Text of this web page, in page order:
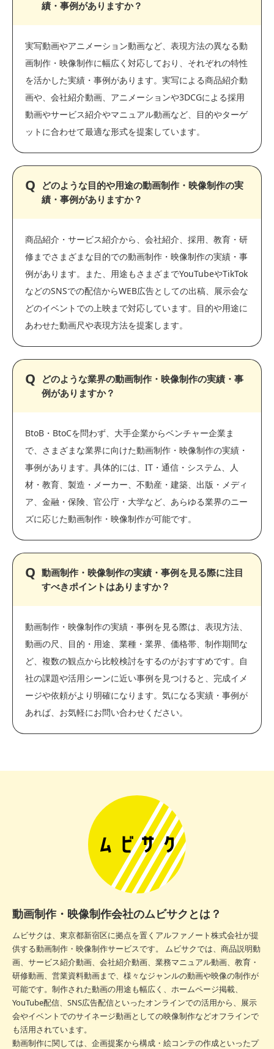
績・事例がありますか？
実写動画やアニメーション動画など、表現方法の異なる動
画制作・映像制作に幅広く対応しており、それぞれの特性
を活かした実績・事例があります。実写による商品紹介動
画や、会社紹介動画、アニメーションや3DCGによる採用
動画やサービス紹介やマニュアル動画など、目的やターゲ
ットに合わせて最適な形式を提案しています。
どのような目的や用途の動画制作・映像制作の実
績・事例がありますか？
商品紹介・サービス紹介から、会社紹介、採用、教育・研
修までさまざまな目的での動画制作・映像制作の実績・事
例があります。また、用途もさまざまでYouTubeやTikTok
などのSNSでの配信からWEB広告としての出稿、展示会な
どのイベントでの上映まで対応しています。目的や用途に
あわせた動画尺や表現方法を提案します。
どのような業界の動画制作・映像制作の実績・事
例がありますか？
BtoB・BtoCを問わず、大手企業からベンチャー企業ま
で、さまざまな業界に向けた動画制作・映像制作の実績・
事例があります。具体的には、IT・通信・システム、人
材・教育、製造・メーカー、不動産・建築、出版・メディ
ア、金融・保険、官公庁・大学など、あらゆる業界のニー
ズに応じた動画制作・映像制作が可能です。
動画制作・映像制作の実績・事例を見る際に注目
すべきポイントはありますか？
動画制作・映像制作の実績・事例を見る際は、表現方法、
動画の尺、目的・用途、業種・業界、価格帯、制作期間な
ど、複数の観点から比較検討をするのがおすすめです。自
社の課題や活用シーンに近い事例を見つけると、完成イメ
ージや依頼がより明確になります。気になる実績・事例が
あれば、お気軽にお問い合わせください。
動画制作・映像制作会社のムビサクとは？
ムビサクは、東京都新宿区に拠点を置くアルファノート株式会社が提
供する動画制作・映像制作サービスです。 ムビサクでは、商品説明動
画、サービス紹介動画、会社紹介動画、業務マニュアル動画、教育・
研修動画、営業資料動画まで、様々なジャンルの動画や映像の制作が
可能です。制作された動画の用途も幅広く、ホームページ掲載、
YouTube配信、SNS広告配信といったオンラインでの活用から、展示
会やイベントでのサイネージ動画としての映像制作などオフラインで
も活用されています。
動画制作に関しては、企画提案から構成・絵コンテの作成といったプ